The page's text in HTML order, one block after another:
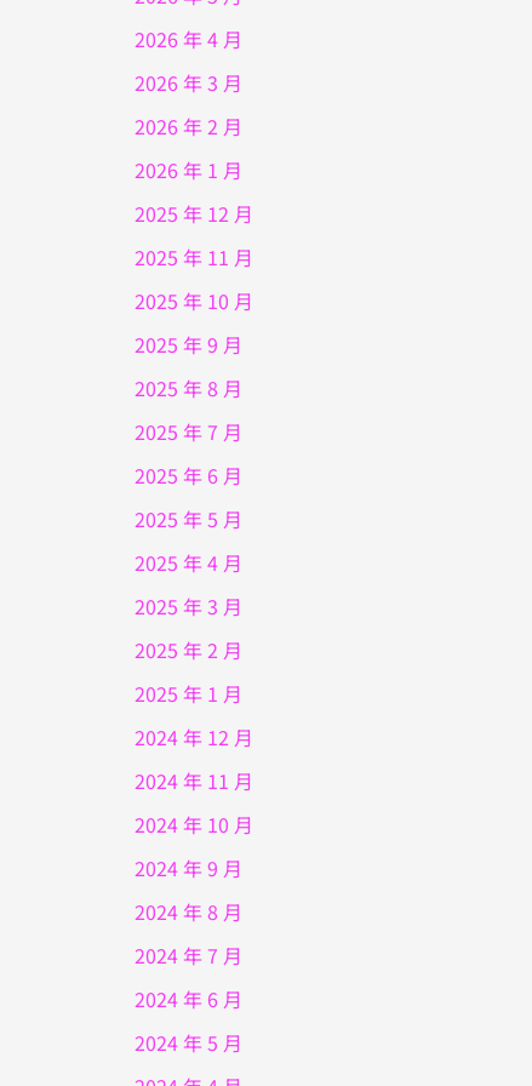
2026 年 4 月
2026 年 3 月
2026 年 2 月
2026 年 1 月
2025 年 12 月
2025 年 11 月
2025 年 10 月
2025 年 9 月
2025 年 8 月
2025 年 7 月
2025 年 6 月
2025 年 5 月
2025 年 4 月
2025 年 3 月
2025 年 2 月
2025 年 1 月
2024 年 12 月
2024 年 11 月
2024 年 10 月
2024 年 9 月
2024 年 8 月
2024 年 7 月
2024 年 6 月
2024 年 5 月